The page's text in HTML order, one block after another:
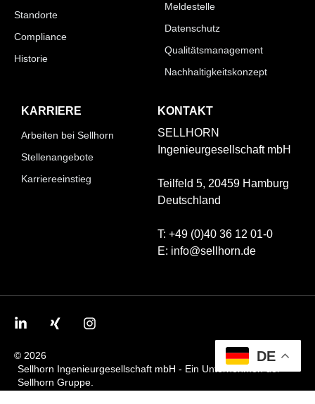
Standorte
Compliance
Historie
Meldestelle
Datenschutz
Qualitätsmanagement
Nachhaltigkeitskonzept
KARRIERE
Arbeiten bei Sellhorn
Stellenangebote
Karriereeinstieg
KONTAKT
SELLHORN
Ingenieurgesellschaft mbH
Teilfeld 5, 20459 Hamburg
Deutschland
T: +49 (0)40 36 12 01-0
E: info@sellhorn.de
© 2026
Sellhorn Ingenieurgesellschaft mbH - Ein Unternehmen der
Sellhorn Gruppe.
DE